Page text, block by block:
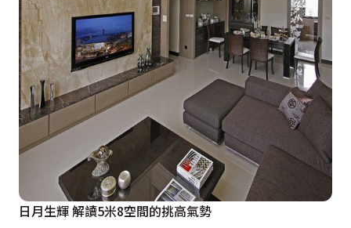
日月生輝 解讀5米8空間的挑高氣勢